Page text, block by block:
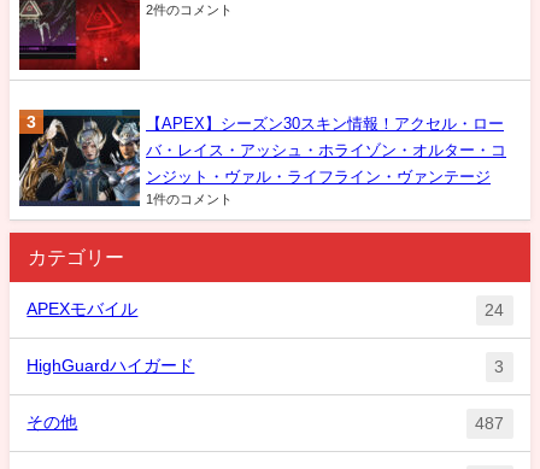
2件のコメント
【APEX】シーズン30スキン情報！アクセル・ロー
バ・レイス・アッシュ・ホライゾン・オルター・コ
ンジット・ヴァル・ライフライン・ヴァンテージ
1件のコメント
カテゴリー
APEXモバイル 24
HighGuardハイガード 3
その他 487